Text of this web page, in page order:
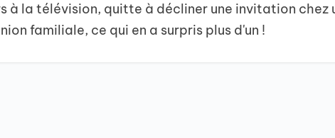
à la télévision, quitte à décliner une invitation chez
familiale, ce qui en a surpris plus d'un !